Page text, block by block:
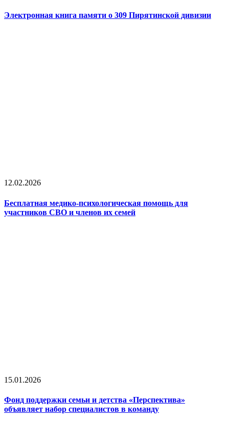
Электронная книга памяти о 309 Пирятинской дивизии
12.02.2026
Бесплатная медико-психологическая помощь для
участников СВО и членов их семей
15.01.2026
Фонд поддержки семьи и детства «Перспектива»
объявляет набор специалистов в команду